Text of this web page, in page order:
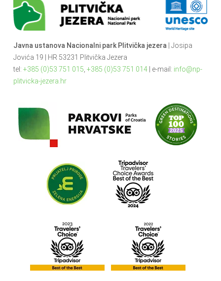
Javna ustanova Nacionalni park Plitvička jezera | Josipa
Jovića 19 | HR 53231 Plitvička Jezera
tel: +385 (0)53 751 015 +385 (0)53 751 014| e-mail: info@np-
plitvicka-jezera.hr